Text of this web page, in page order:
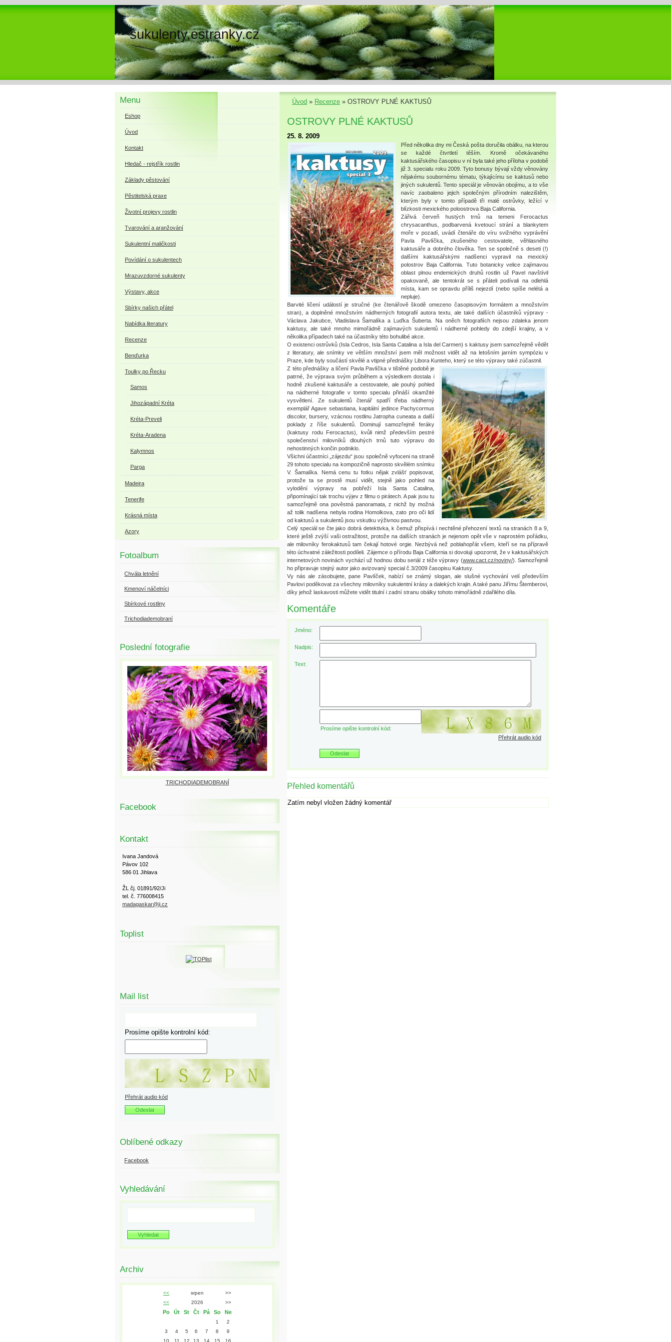
sukulenty.estranky.cz
Úvod » Recenze » OSTROVY PLNÉ KAKTUSŮ
OSTROVY PLNÉ KAKTUSŮ
25. 8. 2009
Před několika dny mi Česká pošta doručila obálku, na kterou
se každé čtvrtletí těším. Kromě očekávaného
kaktusářského časopisu v ní byla také jeho příloha v podobě
již 3. specialu roku 2009. Tyto bonusy bývají vždy věnovány
nějakému soubornému tématu, týkajícímu se kaktusů nebo
jiných sukulentů. Tento speciál je věnován obojímu, a to vše
navíc zaobaleno jejich společným přírodním nalezištěm,
kterým byly v tomto případě tři malé ostrůvky, ležící v
blízkosti mexického poloostrova Baja California.
Zářivá červeň hustých trnů na temeni Ferocactus
chrysacanthus, podbarvená kvetoucí strání a blankytem
moře v pozadí, uvádí čtenáře do víru svižného vyprávění
Pavla Pavlíčka, zkušeného cestovatele, věhlasného
kaktusáře a dobrého člověka. Ten se společně s deseti (!)
dalšími kaktusářskými nadšenci vypravil na mexický
polostrov Baja California. Tuto botanicky velice zajímavou
oblast plnou endemických druhů rostlin už Pavel navštívil
opakovaně, ale tentokrát se s přáteli podívali na odlehlá
místa, kam se opravdu příliš nejezdí (nebo spíše nelétá a
nepluje).
Barvité líčení událostí je stručné (ke čtenářově škodě omezeno časopisovým formátem a množstvím
stran), a doplněné množstvím nádherných fotografií autora textu, ale také dalších účastníků výpravy -
Václava Jakubce, Vladislava Šamalíka a Luďka Šuberta. Na oněch fotografiích nejsou zdaleka jenom
kaktusy, ale také mnoho mimořádně zajímavých sukulentů i nádherné pohledy do zdejší krajiny, a v
několika případech také na účastníky této bohulibé akce.
O existenci ostrůvků (Isla Cedros, Isla Santa Catalina a Isla del Carmen) s kaktusy jsem samozřejmě vědět
z literatury, ale snímky ve větším množství jsem měl možnost vidět až na letošním jarním sympóziu v
Praze, kde byly součástí skvělé a vtipné přednášky Libora Kunteho, který se této výpravy také zúčastnil.
Z této přednášky a líčení Pavla Pavlíčka v tištěné podobě je
patrné, že výprava svým průběhem a výsledkem dostala i
hodně zkušené kaktusáře a cestovatele, ale pouhý pohled
na nádherné fotografie v tomto specialu přináší okamžité
vysvětlení. Ze sukulentů čtenář spatří třeba nádherný
exemplář Agave sebastiana, kapitální jedince Pachycormus
discolor, bursery, vzácnou rostlinu Jatropha cuneata a další
poklady z říše sukulentů. Dominují samozřejmě feráky
(kaktusy rodu Ferocactus), kvůli nimž především pestré
společenství milovníků dlouhých trnů tuto výpravu do
nehostinných končin podniklo.
Všichni účastníci „zájezdu“ jsou společně vyfoceni na straně
29 tohoto specialu na kompozičně naprosto skvělém snímku
V. Šamalíka. Nemá cenu tu fotku nějak zvlášť popisovat,
protože ta se prostě musí vidět, stejně jako pohled na
vylodění výpravy na pobřeží Isla Santa Catalina,
připomínající tak trochu výjev z filmu o pirátech. A pak jsou tu
samozřejmě ona pověstná panoramata, z nichž by možná
až tolik nadšena nebyla rodina Homolkova, zato pro oči lidí
od kaktusů a sukulentů jsou vskutku výživnou pastvou.
Celý speciál se čte jako dobrá detektivka, k čemuž přispívá i nechtěné přehození textů na stranách 8 a 9,
které ještě zvýší vaši ostražitost, protože na dalších stranách je nejenom opět vše v naprostém pořádku,
ale milovníky ferokaktusů tam čekají hotové orgie. Nezbývá než poblahopřát všem, kteří se na přípravě
této úchvatné záležitosti podíleli. Zájemce o přírodu Baja California si dovoluji upozornit, že v kaktusářských
internetových novinách vychází už hodnou dobu seriál z téže výpravy (www.cact.cz/noviny/). Samozřejmě
ho připravuje stejný autor jako avizovaný special č.3/2009 časopisu Kaktusy.
Vy nás ale zásobujete, pane Pavlíček, nabízí se známý slogan, ale slušné vychování velí především
Pavlovi poděkovat za všechny milovníky sukulentní krásy a dalekých krajin. A také panu Jiřímu Štemberovi,
díky jehož laskavosti můžete vidět titulní i zadní stranu obálky tohoto mimořádně zdařilého díla.
Komentáře
Jméno:
Nadpis:
Text:
Prosíme opište kontrolní kód:
Přehrát audio kód
Přehled komentářů
Zatím nebyl vložen žádný komentář
Menu
Eshop
Úvod
Kontakt
Hledač - rejstřík rostlin
Základy pěstování
Pěstitelská praxe
Životní projevy rostlin
Tvarování a aranžování
Sukulentní maličkosti
Povídání o sukulentech
Mrazuvzdorné sukulenty
Výstavy, akce
Sbírky našich přátel
Nabídka literatury
Recenze
Benďurka
Toulky po Řecku
Samos
Jihozápadní Kréta
Kréta-Preveli
Kréta-Aradena
Kalymnos
Parga
Madeira
Tenerife
Krásná místa
Azory
Fotoalbum
Chvála letnění
Kmenoví náčelníci
Sbírkové rostliny
Trichodiademobraní
Poslední fotografie
TRICHODIADEMOBRANÍ
Facebook
Kontakt
Ivana Jandová
Pávov 102
586 01 Jihlava
ŽL čj. 01891/92/Ji
tel. č. 776008415
madagaskar@ji.cz
Toplist
Mail list
Prosíme opište kontrolní kód:
Přehrát audio kód
Oblíbené odkazy
Facebook
Vyhledávání
Archiv
<< srpen
>>
<<
2026 >>
Po Út St Čt Pá So Ne
1
2
3
4 5 6 7 8
9
10
11 12 13 14 15 16